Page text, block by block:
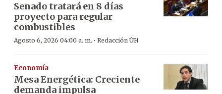
Senado tratará en 8 días
proyecto para regular
combustibles
Agosto 6, 2026 04:00 a. m. · Redacción ÚH
Economía
Mesa Energética: Creciente
demanda impulsa